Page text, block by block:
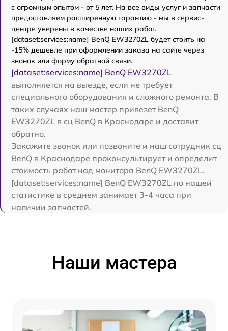
с огромным опытом - от 5 лет. На все виды услуг и запчасти
предоставляем расширенную гарантию - мы в сервис-
центре уверены в качестве наших работ.
[dataset:services:name] BenQ EW3270ZL будет стоить на
-15% дешевле при оформлении заказа на сайте через
звонок или форму обратной связи.
[dataset:services:name] BenQ EW3270ZL
выполняется на выезде, если не требует
специального оборудования и сложного ремонта. В
таких случаях наш мастер привезет BenQ
EW3270ZL в сц BenQ в Краснодаре и доставит
обратно.
Закажите звонок или позвоните и наш сотрудник сц
BenQ в Краснодаре проконсультирует и определит
стоимость работ над монитора BenQ EW3270ZL.
[dataset:services:name] BenQ EW3270ZL по нашей
статистике в среднем занимает 3-4 часа при
наличии запчастей.
Наши мастера